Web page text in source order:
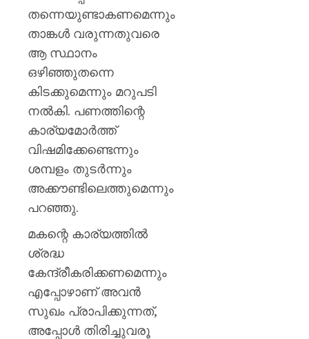
തന്നെയുണ്ടാകണമെന്നും
താങ്കള്‍ വരുന്നതുവരെ
ആ സ്ഥാനം
ഒഴിഞ്ഞുതന്നെ
കിടക്കുമെന്നും മറുപടി
നല്‍കി. പണത്തിന്റെ
കാര്യമോര്‍ത്ത്
വിഷമിക്കേണ്ടെന്നും
ശമ്പളം തുടര്‍ന്നും
അക്കൗണ്ടിലെത്തുമെന്നും
പറഞ്ഞു.
മകന്റെ കാര്യത്തില്‍
ശ്രദ്ധ
കേന്ദ്രീകരിക്കണമെന്നും
എപ്പോഴാണ് അവന്‍
സുഖം പ്രാപിക്കുന്നത്,
അപ്പോള്‍ തിരിച്ചുവരൂ